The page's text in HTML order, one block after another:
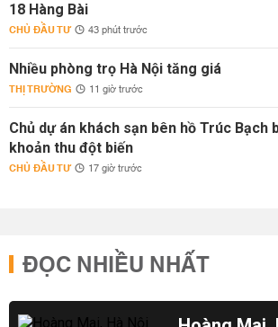
18 Hàng Bài
CHỦ ĐẦU TƯ 43 phút trước
Nhiều phòng trọ Hà Nội tăng giá
THỊ TRƯỜNG 11 giờ trước
Chủ dự án khách sạn bên hồ Trúc Bạch
khoản thu đột biến
CHỦ ĐẦU TƯ 17 giờ trước
ĐỌC NHIỀU NHẤT